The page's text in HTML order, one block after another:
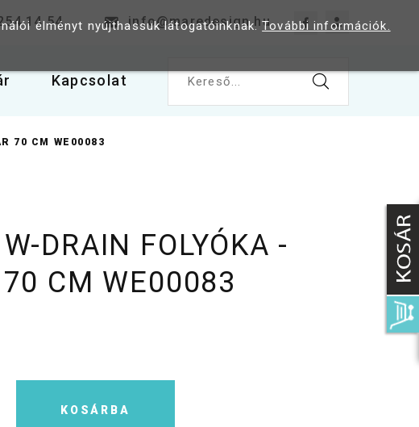
14 54 info@maredesign.hu
Kapcsolat Kereső...
70 CM WE00083
DRAIN FOLYÓKA -
CM WE00083
KOSÁRBA
élményt nyújthassuk látogatóinknak.További információk.